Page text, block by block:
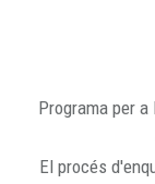
Programa per
El procés